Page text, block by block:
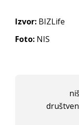
Izvor: BIZLife
Foto: NIS
niš